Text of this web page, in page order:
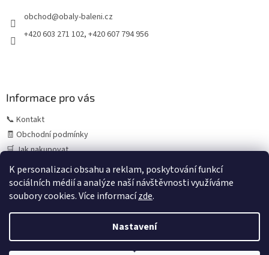
K personalizaci obsahu a reklam, poskytování funkcí
sociálních médií a analýze naší návštěvnosti využíváme
soubory cookies. Více informacízde.
Nastavení
V období července a srpna může z důvodu
čerpání dovolených výjimečně dojít k prodloužení
expedice objednávek. Standardně objednávky odesíláme
ještě tentýž den při přijetí do 13:00–14:00, během letního
obchod@obaly-baleni.cz
+420 603 271 102, +420 607 794 956
Informace pro vás
📞 Kontakt
🧾 Obchodní podmínky
🛒 Jak nakupovat
⚠️ Zásady práce s osobními údaji (GDPR)